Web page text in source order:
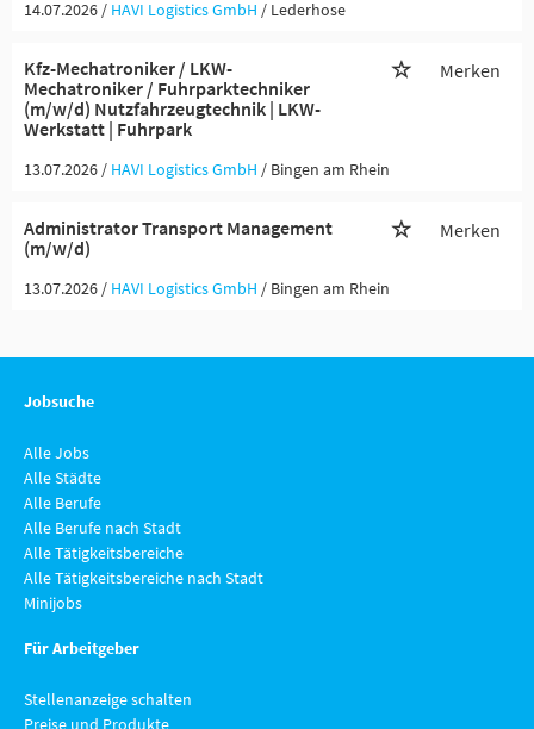
14.07.2026 / HAVI Logistics GmbH / Lederhose
Kfz-Mechatroniker / LKW-
Mechatroniker / Fuhrparktechniker
(m/w/d) Nutzfahrzeugtechnik | LKW-
Werkstatt | Fuhrpark
Merken
13.07.2026 / HAVI Logistics GmbH / Bingen am Rhein
Administrator Transport Management
(m/w/d)
Merken
13.07.2026 / HAVI Logistics GmbH / Bingen am Rhein
Jobsuche
Alle Jobs
Alle Städte
Alle Berufe
Alle Berufe nach Stadt
Alle Tätigkeitsbereiche
Alle Tätigkeitsbereiche nach Stadt
Minijobs
Für Arbeitgeber
Stellenanzeige schalten
Preise und Produkte